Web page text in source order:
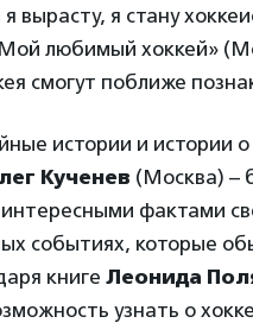
вырасту, я стану
любимый хоккей»
смогут поближе
истории и истории
Кученев (Москва) –
фактами
событиях, которые
книге Леонида
узнать о